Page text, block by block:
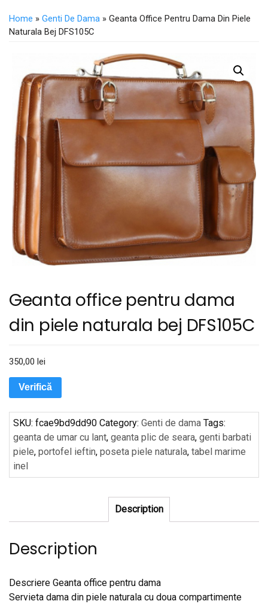
Home » Genti De Dama » Geanta Office Pentru Dama Din Piele
Naturala Bej DFS105C
Geanta office pentru dama
din piele naturala bej DFS105C
350,00 lei
Verifică
SKU: fcae9bd9dd90 Category: Genti de dama Tags:
geanta de umar cu lant, geanta plic de seara, genti barbati
piele, portofel ieftin, poseta piele naturala, tabel marime
inel
Description
Description
Descriere Geanta office pentru dama
Servieta dama din piele naturala cu doua compartimente